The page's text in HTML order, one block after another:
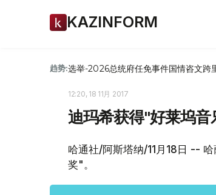
KAZINFORM
趋势:选举-2026总统府任免事件国情咨文跨
12:20, 18 11月 2017
迪玛希获得"好莱坞音
哈通社/阿斯塔纳/11月18日 --
奖"。